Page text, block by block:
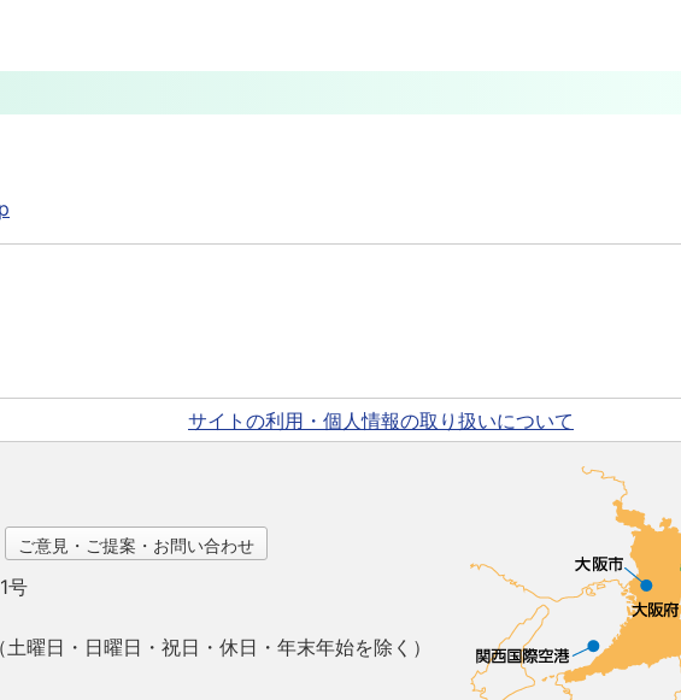
サイトの利用・個人情報の取り扱いについて
ご意見・ご提案・お問い合わせ
号
（土曜日・日曜日・祝日・休日・年末年始を除く）